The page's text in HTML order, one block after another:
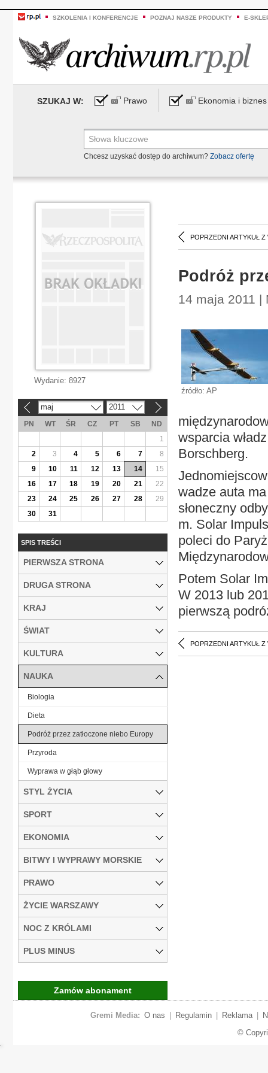
SZKOLENIA I KONFERENCJE POZNAJ NASZE PRODUKTY E-
SZUKAJ W: Prawo Ekonomia i biznes
Chcesz uzyskać dostęp do archiwum? Zobacz ofertę
POPRZEDNI ARTYKUŁ Z
Podróż
14 maja 2011 |
źródło: AP
wsparcia
Borschberg.
wadze auta
słoneczny
m. Solar
poleci do
Potem Solar
W 2013 lub
pierwszą
POPRZEDNI ARTYKUŁ Z
Wydanie: 8927
maj 2011
PN WT ŚR CZ PT SB
ND
1
2
3 4 5 6 7
8
9
10 11 12 13 14
15
16
17 18 19 20 21
22
23
24 25 26 27 28
29
30
31
SPIS TREŚCI
PIERWSZA STRONA
DRUGA STRONA
KRAJ
ŚWIAT
KULTURA
NAUKA
Biologia
Dieta
Podróż przez zatłoczone niebo Europy
Przyroda
Wyprawa w głąb głowy
STYL ŻYCIA
SPORT
EKONOMIA
BITWY I WYPRAWY MORSKIE
PRAWO
ŻYCIE WARSZAWY
NOC Z KRÓLAMI
PLUS MINUS
Zamów abonament
Gremi Media: O nas Regulamin Reklama
©